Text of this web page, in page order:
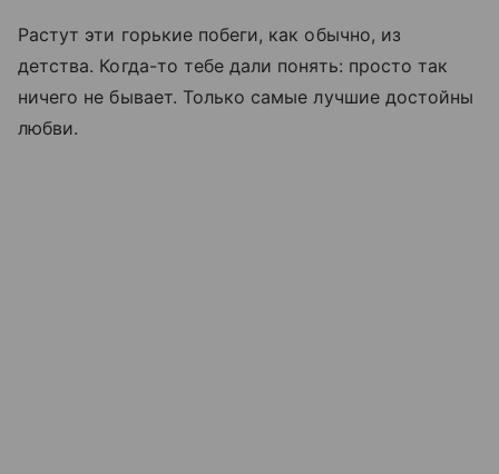
Растут эти горькие побеги, как обычно, из
детства. Когда-то тебе дали понять: просто так
ничего не бывает. Только самые лучшие достойны
любви.